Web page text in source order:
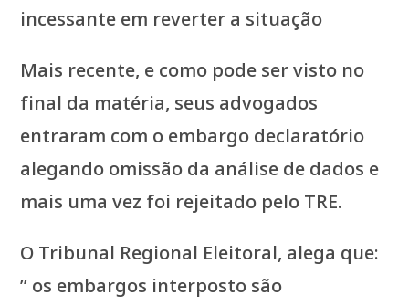
incessante em reverter a situação
Mais recente, e como pode ser visto no
final da matéria, seus advogados
entraram com o embargo declaratório
alegando omissão da análise de dados e
mais uma vez foi rejeitado pelo TRE.
O Tribunal Regional Eleitoral, alega que:
” os embargos interposto são